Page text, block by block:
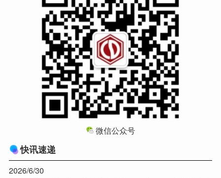
微信公众号
快讯速递
2026/6/30